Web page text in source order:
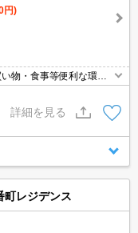
円)
物・食事等便利な環境
不在時にも荷物が受け
も安心です♪
詳細を見る
町レジデンス